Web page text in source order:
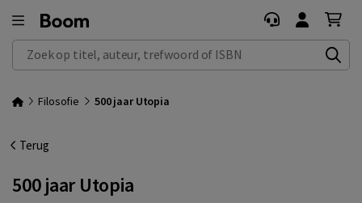
Zoek op titel, auteur, trefwoord of ISBN
Filosofie 500 jaar Utopia
Terug
500 jaar Utopia